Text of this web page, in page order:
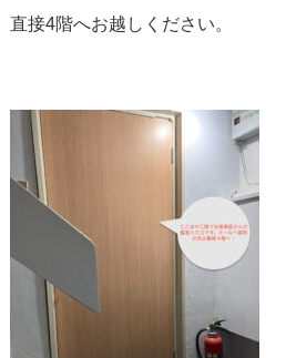
直接4階へお越しください。